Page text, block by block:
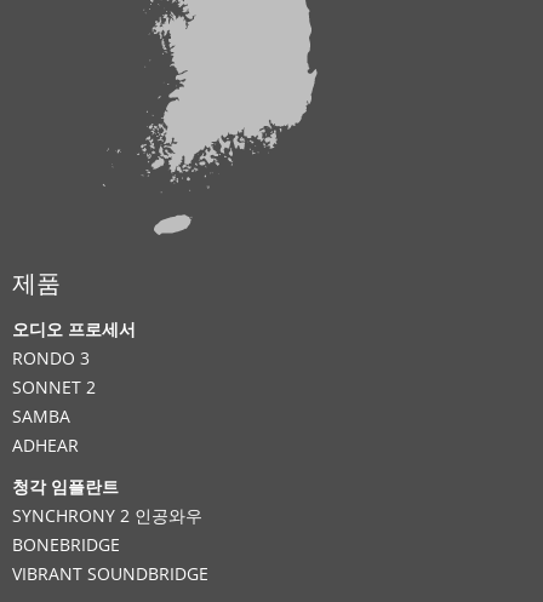
경상대학교 병원
Supported Hearing Solutions:
CI System
연락처 정보
Clinic
경북대학교 병원
중구 동덕로 200
Supported Hearing Solutions:
BONEBRIDGE,VIBRANT SOUNDBRIDGE
연락처 정보
제품
오디오 프로세서
RONDO 3
SONNET 2
SAMBA
ADHEAR
청각 임플란트
SYNCHRONY 2 인공와우
BONEBRIDGE
VIBRANT SOUNDBRIDGE